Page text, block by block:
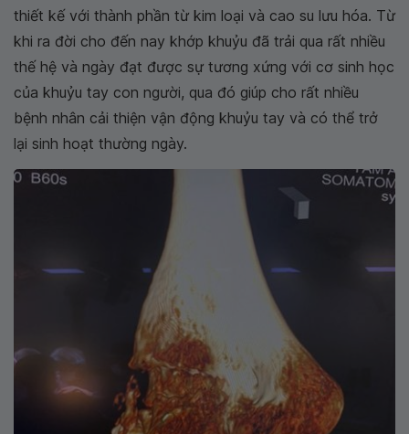
thiết kế với thành phần từ kim loại và cao su lưu hóa. Từ
khi ra đời cho đến nay khớp khuỷu đã trải qua rất nhiều
thế hệ và ngày đạt được sự tương xứng với cơ sinh học
của khuỷu tay con người, qua đó giúp cho rất nhiều
bệnh nhân cải thiện vận động khuỷu tay và có thể trở
lại sinh hoạt thường ngày.